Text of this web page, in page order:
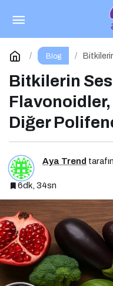
Blog
Bitkilerin
Diğer
Aya Trend
6dk, 34sn
Göz
Yorum Yap